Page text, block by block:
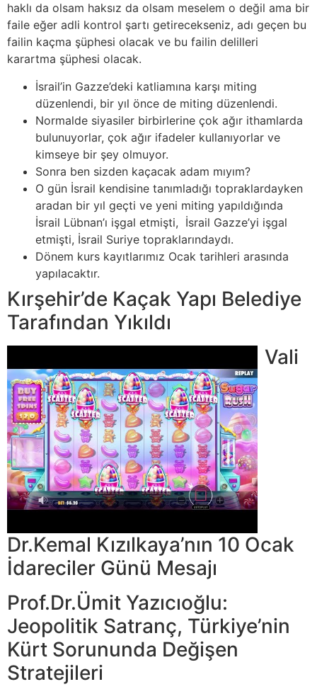
haklı da olsam haksız da olsam meselem o değil ama bir
faile eğer adli kontrol şartı getirecekseniz, adı geçen bu
failin kaçma şüphesi olacak ve bu failin delilleri
karartma şüphesi olacak.
İsrail’in Gazze’deki katliamına karşı miting
düzenlendi, bir yıl önce de miting düzenlendi.
Normalde siyasiler birbirlerine çok ağır ithamlarda
bulunuyorlar, çok ağır ifadeler kullanıyorlar ve
kimseye bir şey olmuyor.
Sonra ben sizden kaçacak adam mıyım?
O gün İsrail kendisine tanımladığı topraklardayken
aradan bir yıl geçti ve yeni miting yapıldığında
İsrail Lübnan’ı işgal etmişti, İsrail Gazze’yi işgal
etmişti, İsrail Suriye topraklarındaydı.
Dönem kurs kayıtlarımız Ocak tarihleri arasında
yapılacaktır.
Kırşehir’de Kaçak Yapı Belediye
Tarafından Yıkıldı
Vali
Dr.Kemal Kızılkaya’nın 10 Ocak
İdareciler Günü Mesajı
Prof.Dr.Ümit Yazıcıoğlu:
Jeopolitik Satranç, Türkiye’nin
Kürt Sorununda Değişen
Stratejileri